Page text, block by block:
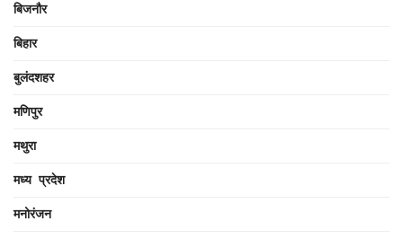
बिजनौर
बिहार
बुलंदशहर
मणिपुर
मथुरा
मध्य प्रदेश
मनोरंजन